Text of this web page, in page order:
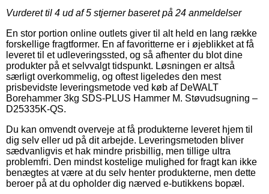
Vurderet til 4 ud af 5 stjerner baseret på 24 anmeldelser
En stor portion online outlets giver til alt held en lang række
forskellige fragtformer. En af favoritterne er i øjeblikket at få
leveret til et udleveringssted, og så afhenter du blot dine
produkter på et selvvalgt tidspunkt. Løsningen er altså
særligt overkommelig, og oftest ligeledes den mest
prisbevidste leveringsmetode ved køb af DeWALT
Borehammer 3kg SDS-PLUS Hammer M. Støvudsugning –
D25335K-QS.
Du kan omvendt overveje at få produkterne leveret hjem til
dig selv eller ud på dit arbejde. Leveringsmetoden bliver
sædvanligvis et hak mindre prisbillig, men tillige ultra
problemfri. Den mindst kostelige mulighed for fragt kan ikke
benægtes at være at du selv henter produkterne, men dette
beroer på at du opholder dig nærved e-butikkens bopæl.